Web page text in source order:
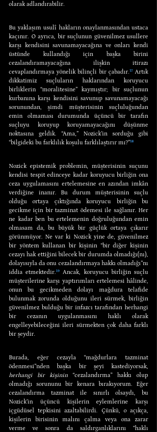
olarak adlandırabilir.
Bu yaklaşım usulî hakların onaylanmasından ustaca
kaçınır. O ayrıca, bir suçlunun güvenilmez usullere
karşı kendisini savunamayacağına ve onları kendi
üstünde kullandığı için başka birini
cezalandıramayacağına ilişkin itirazı
cevaplandırmaya yönelik bilinçli bir çabadır.¹⁷ Artık
dikkatimiz suçluların haklarından koruyucu
birliklerin “moralitesine” kaymıştır; bir suçlunun
kurbanına karşı kendisini savunup savunamayacağı
sorunundan, şimdi müşterisinin suçluluğundan
emin olmaması durumunda üçüncü bir tarafın
suçluyu koruyup koruyamayacağını düşünme
noktasına geldik. “Ama,” Nozick’in sorduğu gibi
“bilgideki bu farklılık koşulu farklılaştırır mı?”¹⁸
Nozick epistemik problemin, müşterisinin suçunu
kendisi tespit edinceye kadar koruyucu birliğin ona
ceza uygulamasını ertelemesine en azından imkân
verdiğine inanır. Bu durum müşterisinin suçlu
olduğu ortaya çıktığında koruyucu birliğin bu
gecikme için bir tazminat ödemesi ile sağlanır. Her
ne kadar ben bu ertelemenin doğruluğundan emin
olmasam da, bu büyük bir güçlük ortaya çıkarır
görünmüyor. Ne var ki Nozick yine de, güvenilmez
bir yöntem kullanan bir kişinin “bir diğer kişinin
cezayı hak ettiğini bilecek bir durumda olmadığı(nı),
dolayısıyla da onu cezalandırmaya hakkı olmadığı”nı
iddia etmektedir.¹⁹ Ancak, koruyucu birliğin suçlu
müşterilerine karşı yaptırımları ertelemesi hâlinde,
onun bu gecikmeden dolayı mağdura telafide
bulunmak zorunda olduğunu ileri sürmek, birliğin
güvenilmez bulduğu bir infazcı tarafından herhangi
bir cezanın uygulanmasını haklı olarak
engelleyebileceğini ileri sürmekten çok daha farklı
bir şeydir.
Burada, eğer cezayla “mağdurlara tazminat
herhangi bir kişinin “cezalandırma” hakkı olup
olmadığı sorununu bir kenara bırakıyorum. Eğer
cezalandırma tazminat ile sınırlı olsaydı, bu
Nozick’in üçüncü kişilerin eylemlerine karşı
içgüdüsel tepkisini azaltabilirdi. Çünkü, o açıkça,
kişilerin birisinin malını çalma veya ona zarar
verme ve sonra da saldırganlıklarını “haklı